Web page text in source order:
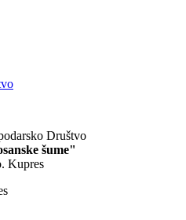
Društvo
šume"
Kupres